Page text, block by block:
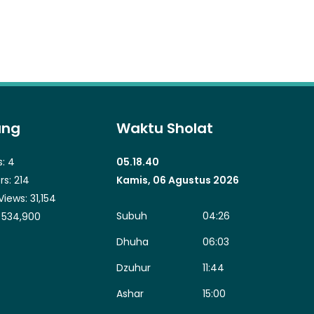
4
214
31,154
534,900
Waktu Sholat
05.18.41
Kamis, 06 Agustus 2026
Subuh
04:26
Dhuha
06:03
Dzuhur
11:44
Ashar
15:00